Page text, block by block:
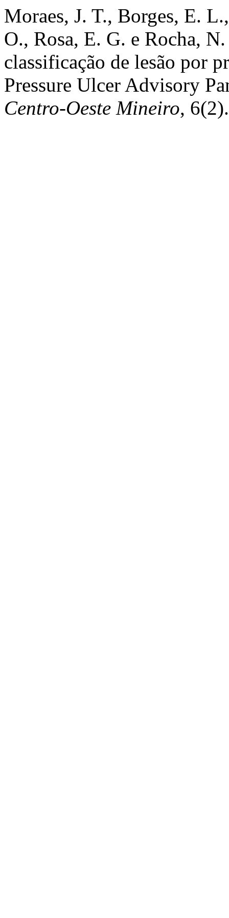
Moraes, J. T., Borges, E.
O., Rosa, E. G. e Rocha,
classificação de lesão por
Pressure Ulcer Advisory
Centro-Oeste Mineiro,